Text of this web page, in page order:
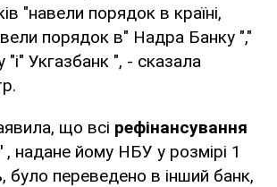
"навели порядок в країні,
порядок в" Надра Банку ","
"і" Укгазбанк ", - сказала
що всі рефінансування
, надане йому НБУ у розмірі 1
було переведено в інший банк,